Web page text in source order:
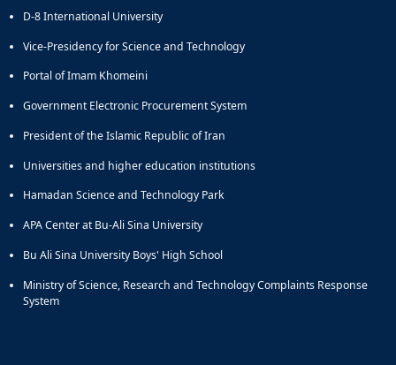
D-8 International University
Vice-Presidency for Science and Technology
Portal of Imam Khomeini
Government Electronic Procurement System
President of the Islamic Republic of Iran
Universities and higher education institutions
Hamadan Science and Technology Park
APA Center at Bu-Ali Sina University
Bu Ali Sina University Boys' High School
Ministry of Science, Research and Technology Complaints Response
System